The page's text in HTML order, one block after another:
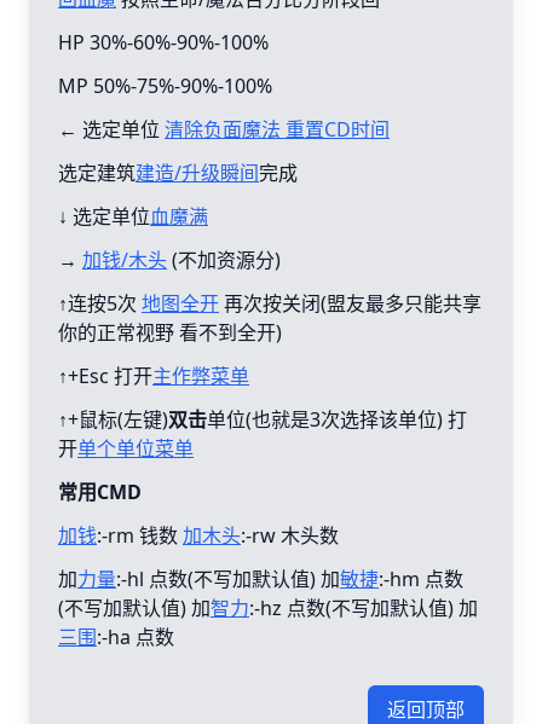
HP 30%-60%-90%-100%
MP 50%-75%-90%-100%
← 选定单位 清除负面魔法 重置CD时间
选定建筑建造/升级瞬间完成
↓ 选定单位血魔满
→ 加钱/木头(不加资源分)
↑连按5次 地图全开再次按关闭(盟友最多只能共享
你的正常视野 看不到全开)
↑+Esc 打开主作弊菜单
↑+鼠标(左键)双击单位(也就是3次选择该单位) 打
开单个单位菜单
常用CMD
加钱:-rm 钱数加木头:-rw 木头数
加力量:-hl 点数(不写加默认值) 加敏捷:-hm 点数
(不写加默认值) 加智力:-hz 点数(不写加默认值) 加
三围:-ha 点数
返回顶部